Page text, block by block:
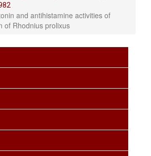
and antihistamine activities of
of Rhodnius prolixus